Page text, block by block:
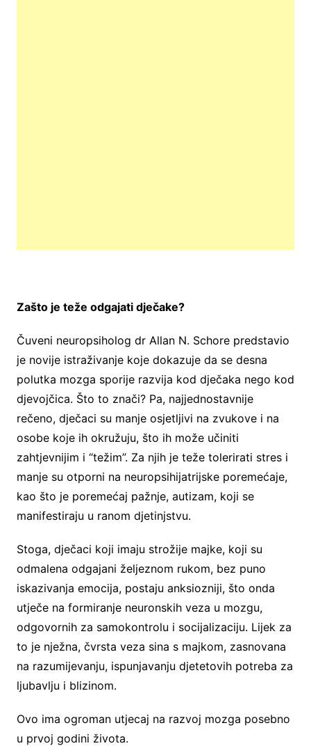
Zašto je teže odgajati dječake?
Čuveni neuropsiholog dr Allan N. Schore predstavio
je novije istraživanje koje dokazuje da se desna
polutka mozga sporije razvija kod dječaka nego kod
djevojčica. Što to znači? Pa, najjednostavnije
rečeno, dječaci su manje osjetljivi na zvukove i na
osobe koje ih okružuju, što ih može učiniti
zahtjevnijim i “težim”. Za njih je teže tolerirati stres i
manje su otporni na neuropsihijatrijske poremećaje,
kao što je poremećaj pažnje, autizam, koji se
manifestiraju u ranom djetinjstvu.
Stoga, dječaci koji imaju strožije majke, koji su
odmalena odgajani željeznom rukom, bez puno
iskazivanja emocija, postaju anksiozniji, što onda
utječe na formiranje neuronskih veza u mozgu,
odgovornih za samokontrolu i socijalizaciju. Lijek za
to je nježna, čvrsta veza sina s majkom, zasnovana
na razumijevanju, ispunjavanju djetetovih potreba za
ljubavlju i blizinom.
Ovo ima ogroman utjecaj na razvoj mozga posebno
u prvoj godini života.